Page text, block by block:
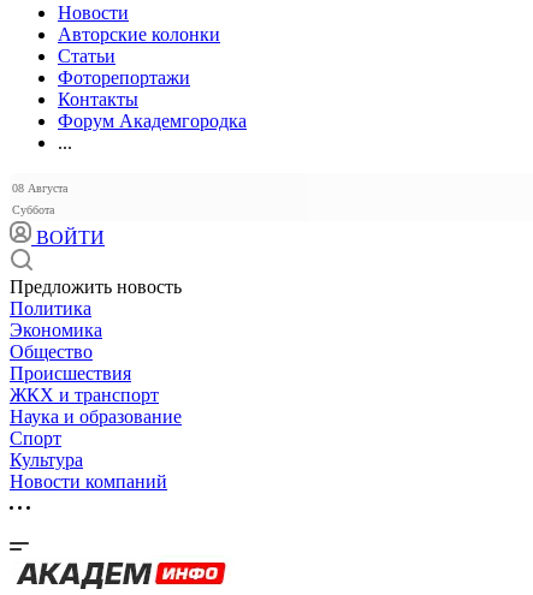
Новости
Авторские колонки
Статьи
Фоторепортажи
Контакты
Форум Академгородка
...
08 Августа
Суббота
ВОЙТИ
Предложить новость
Политика
Экономика
Общество
Происшествия
ЖКХ и транспорт
Наука и образование
Спорт
Культура
Новости компаний